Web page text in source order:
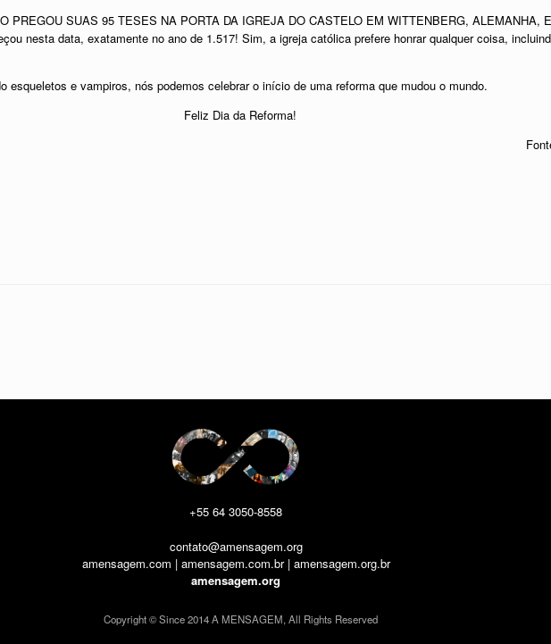
PREGOU SUAS 95 TESES NA PORTA DA IGREJA DO CASTELO EM WITTENBERG, ALEMANHA,
nesta data, exatamente no ano de 1.517! Sim, a igreja católica prefere honrar qualquer coisa,
esqueletos e vampiros, nós podemos celebrar o início de uma reforma que mudou o mundo.
Feliz Dia da Reforma!
+55 64 3050-8558
contato@amensagem.org
amensagem.com | amensagem.com.br | amensagem.org.br
amensagem.org
Copyright © Since 2014 A MENSAGEM, All Rights Reserved